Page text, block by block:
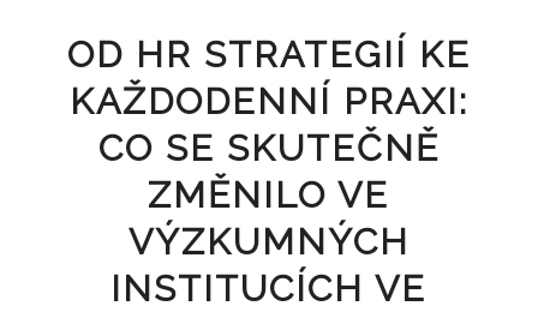
OD HR STRATEGIÍ KE
KAŽDODENNÍ PRAXI:
CO SE SKUTEČNĚ
ZMĚNILO VE
VÝZKUMNÝCH
INSTITUCÍCH VE